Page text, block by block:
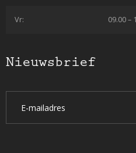
Vr: 09.00 –
Nieuwsbrief